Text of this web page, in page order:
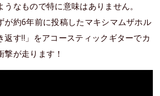
なもので特に意味はありません。
が約6年前に投稿したマキシマムザホル
返す‼︎」をアコースティックギターでカ
が走ります！